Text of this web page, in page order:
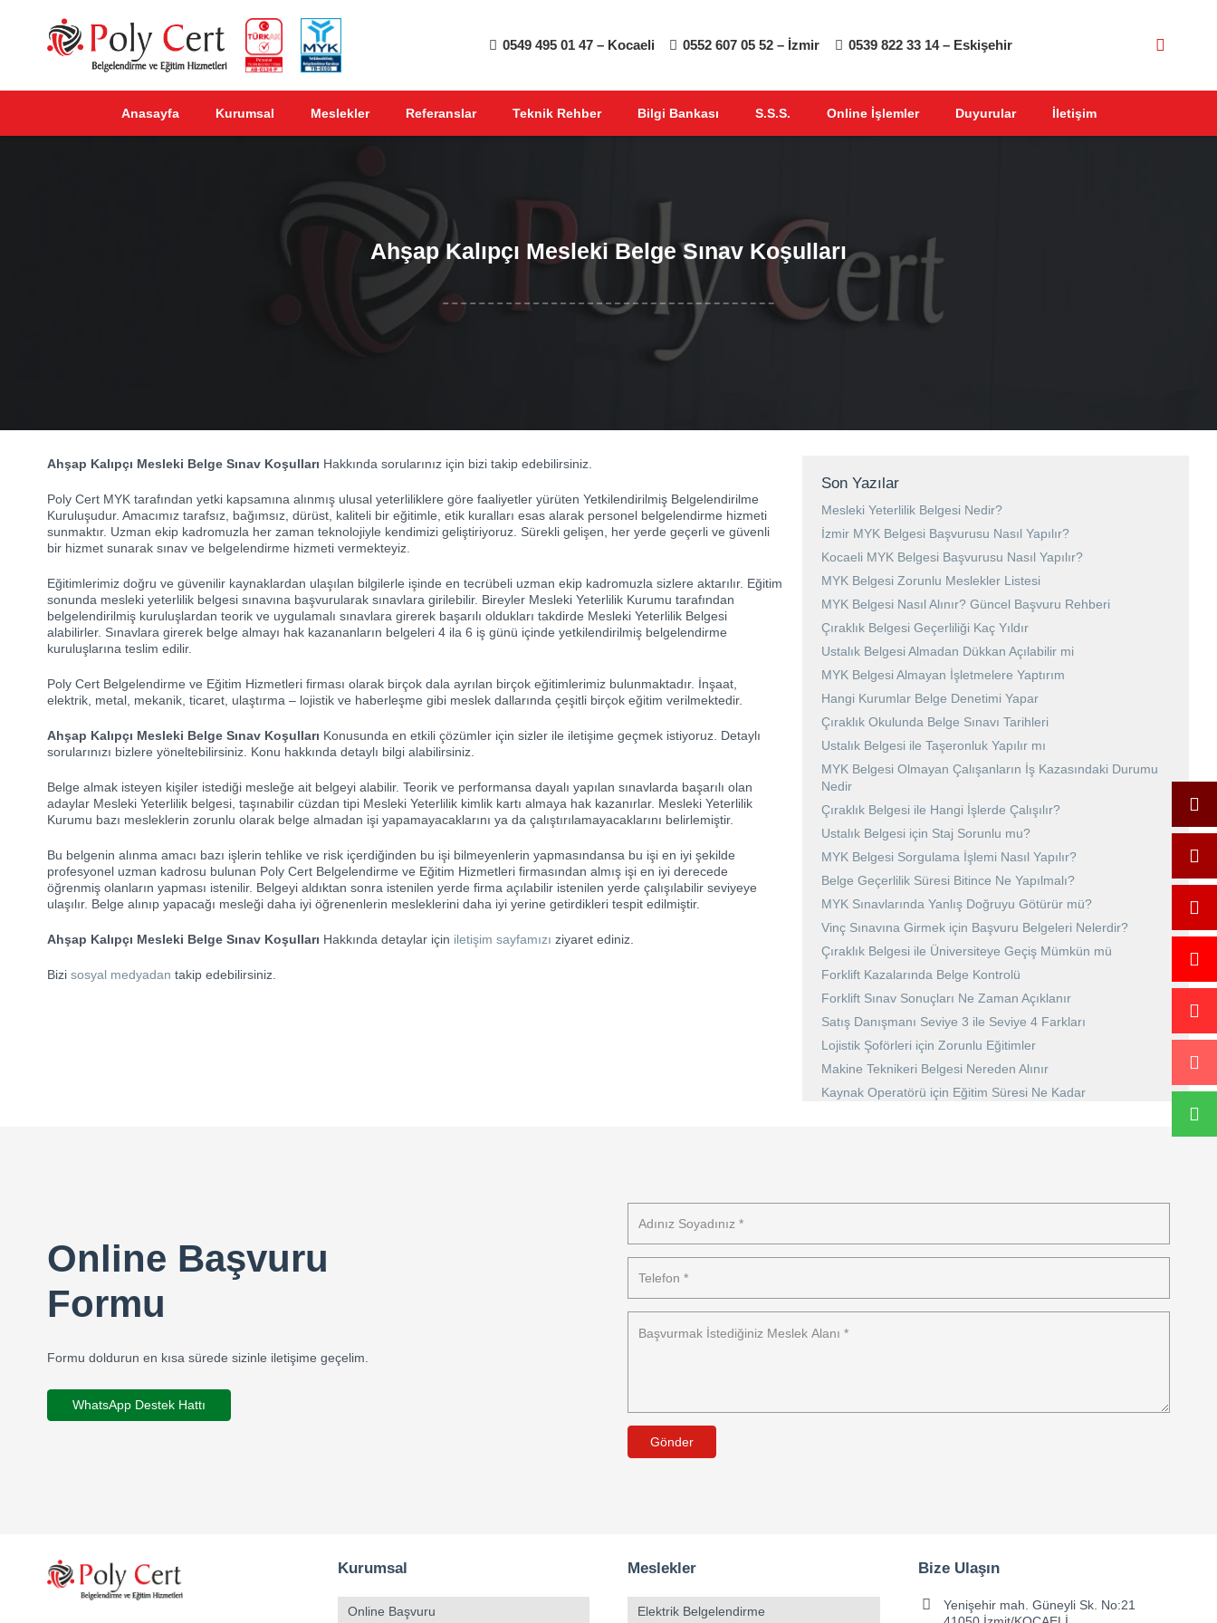
0549 495 01 47 – Kocaeli 0552 607 05 52 – İzmir 0539 822 33 14 – Eskişehir
Anasayfa Kurumsal Meslekler Referanslar Teknik Rehber Bilgi Bankası S.S.S. Online İşlemler Duyurular İletişim
Ahşap Kalıpçı Mesleki Belge Sınav Koşulları
Ahşap Kalıpçı Mesleki Belge Sınav Koşulları Hakkında sorularınız için bizi takip edebilirsiniz.
Poly Cert MYK tarafından yetki kapsamına alınmış ulusal yeterliliklere göre faaliyetler yürüten Yetkilendirilmiş Belgelendirilme
Kuruluşudur. Amacımız tarafsız, bağımsız, dürüst, kaliteli bir eğitimle, etik kuralları esas alarak personel belgelendirme hizmeti
sunmaktır. Uzman ekip kadromuzla her zaman teknolojiyle kendimizi geliştiriyoruz. Sürekli gelişen, her yerde geçerli ve güvenli
bir hizmet sunarak sınav ve belgelendirme hizmeti vermekteyiz.
Eğitimlerimiz doğru ve güvenilir kaynaklardan ulaşılan bilgilerle işinde en tecrübeli uzman ekip kadromuzla sizlere aktarılır. Eğitim
sonunda mesleki yeterlilik belgesi sınavına başvurularak sınavlara girilebilir. Bireyler Mesleki Yeterlilik Kurumu tarafından
belgelendirilmiş kuruluşlardan teorik ve uygulamalı sınavlara girerek başarılı oldukları takdirde Mesleki Yeterlilik Belgesi
alabilirler. Sınavlara girerek belge almayı hak kazananların belgeleri 4 ila 6 iş günü içinde yetkilendirilmiş belgelendirme
kuruluşlarına teslim edilir.
Poly Cert Belgelendirme ve Eğitim Hizmetleri firması olarak birçok dala ayrılan birçok eğitimlerimiz bulunmaktadır. İnşaat,
elektrik, metal, mekanik, ticaret, ulaştırma – lojistik ve haberleşme gibi meslek dallarında çeşitli birçok eğitim verilmektedir.
Ahşap Kalıpçı Mesleki Belge Sınav Koşulları Konusunda en etkili çözümler için sizler ile iletişime geçmek istiyoruz. Detaylı
sorularınızı bizlere yöneltebilirsiniz. Konu hakkında detaylı bilgi alabilirsiniz.
Belge almak isteyen kişiler istediği mesleğe ait belgeyi alabilir. Teorik ve performansa dayalı yapılan sınavlarda başarılı olan
adaylar Mesleki Yeterlilik belgesi, taşınabilir cüzdan tipi Mesleki Yeterlilik kimlik kartı almaya hak kazanırlar. Mesleki Yeterlilik
Kurumu bazı mesleklerin zorunlu olarak belge almadan işi yapamayacaklarını ya da çalıştırılamayacaklarını belirlemiştir.
Bu belgenin alınma amacı bazı işlerin tehlike ve risk içerdiğinden bu işi bilmeyenlerin yapmasındansa bu işi en iyi şekilde
profesyonel uzman kadrosu bulunan Poly Cert Belgelendirme ve Eğitim Hizmetleri firmasından almış işi en iyi derecede
öğrenmiş olanların yapması istenilir. Belgeyi aldıktan sonra istenilen yerde firma açılabilir istenilen yerde çalışılabilir seviyeye
ulaşılır. Belge alınıp yapacağı mesleği daha iyi öğrenenlerin mesleklerini daha iyi yerine getirdikleri tespit edilmiştir.
Ahşap Kalıpçı Mesleki Belge Sınav Koşulları Hakkında detaylar için iletişim sayfamızı ziyaret ediniz.
Bizi sosyal medyadan takip edebilirsiniz.
Son Yazılar
Mesleki Yeterlilik Belgesi Nedir?
İzmir MYK Belgesi Başvurusu Nasıl Yapılır?
Kocaeli MYK Belgesi Başvurusu Nasıl Yapılır?
MYK Belgesi Zorunlu Meslekler Listesi
MYK Belgesi Nasıl Alınır? Güncel Başvuru Rehberi
Çıraklık Belgesi Geçerliliği Kaç Yıldır
Ustalık Belgesi Almadan Dükkan Açılabilir mi
MYK Belgesi Almayan İşletmelere Yaptırım
Hangi Kurumlar Belge Denetimi Yapar
Çıraklık Okulunda Belge Sınavı Tarihleri
Ustalık Belgesi ile Taşeronluk Yapılır mı
MYK Belgesi Olmayan Çalışanların İş Kazasındaki Durumu
Nedir
Çıraklık Belgesi ile Hangi İşlerde Çalışılır?
Ustalık Belgesi için Staj Sorunlu mu?
MYK Belgesi Sorgulama İşlemi Nasıl Yapılır?
Belge Geçerlilik Süresi Bitince Ne Yapılmalı?
MYK Sınavlarında Yanlış Doğruyu Götürür mü?
Vinç Sınavına Girmek için Başvuru Belgeleri Nelerdir?
Çıraklık Belgesi ile Üniversiteye Geçiş Mümkün mü
Forklift Kazalarında Belge Kontrolü
Forklift Sınav Sonuçları Ne Zaman Açıklanır
Satış Danışmanı Seviye 3 ile Seviye 4 Farkları
Lojistik Şoförleri için Zorunlu Eğitimler
Makine Teknikeri Belgesi Nereden Alınır
Kaynak Operatörü için Eğitim Süresi Ne Kadar
Online Başvuru
Formu
Formu doldurun en kısa sürede sizinle iletişime geçelim.
WhatsApp Destek Hattı
Gönder
Kurumsal
Online Başvuru
Meslekler
Elektrik Belgelendirme
Bize Ulaşın
Yenişehir mah. Güneyli Sk. No:21